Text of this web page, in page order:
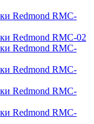
Redmond RMC-
Redmond RMC-02
Redmond RMC-
Redmond RMC-
Redmond RMC-
Redmond RMC-